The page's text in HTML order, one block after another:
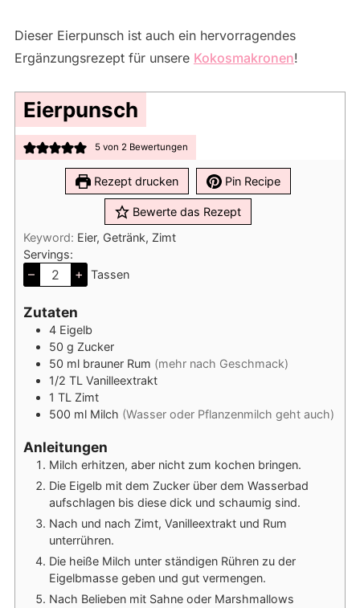
Dieser Eierpunsch ist auch ein hervorragendes
Ergänzungsrezept für unsere Kokosmakronen!
Eierpunsch
5 von2 Bewertungen
Rezept drucken Pin Recipe
Bewerte das Rezept
Keyword: Eier, Getränk, Zimt
Servings:
– + Tassen
Zutaten
4 Eigelb
50 g Zucker
50 ml brauner Rum (mehr nach Geschmack)
1/2 TL Vanilleextrakt
1 TL Zimt
500 ml Milch (Wasser oder Pflanzenmilch geht auch)
Anleitungen
Milch erhitzen, aber nicht zum kochen bringen.
Die Eigelb mit dem Zucker über dem Wasserbad
aufschlagen bis diese dick und schaumig sind.
Nach und nach Zimt, Vanilleextrakt und Rum
unterrühren.
Die heiße Milch unter ständigen Rühren zu der
Eigelbmasse geben und gut vermengen.
Nach Belieben mit Sahne oder Marshmallows